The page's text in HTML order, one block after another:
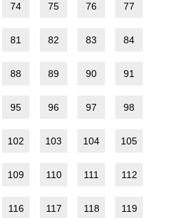
74 75 76 77
81 82 83 84
88 89 90 91
95 96 97 98
102 103 104 105
109 110 111 112
116 117 118 119